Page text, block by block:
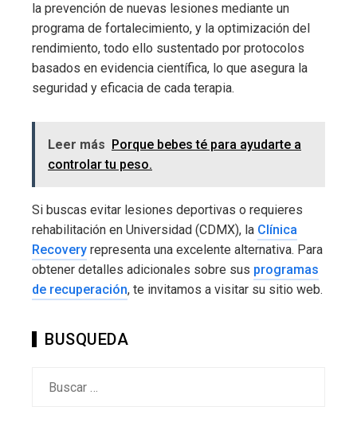
la prevención de nuevas lesiones mediante un
programa de fortalecimiento, y la optimización del
rendimiento, todo ello sustentado por protocolos
basados en evidencia científica, lo que asegura la
seguridad y eficacia de cada terapia.
Leer más Porque bebes té para ayudarte a
controlar tu peso.
Si buscas evitar lesiones deportivas o requieres
rehabilitación en Universidad (CDMX), la Clínica
Recovery representa una excelente alternativa. Para
obtener detalles adicionales sobre sus programas
de recuperación, te invitamos a visitar su sitio web.
BUSQUEDA